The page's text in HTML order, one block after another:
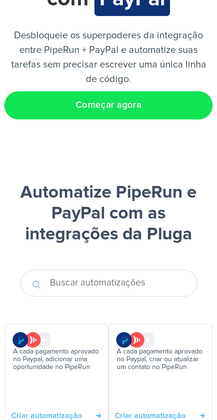
Desbloqueie os superpoderes da integração
entre PipeRun + PayPal e automatize suas
tarefas sem precisar escrever uma única linha
de código.
Começar agora
Automatize PipeRun e
PayPal com as
integrações da Pluga
A cada pagamento aprovado
no Paypal, adicionar uma
oportunidade no PipeRun
Criar automatização
A cada pagamento aprovado
no Paypal, criar ou atualizar
um contato no PipeRun
Criar automatização